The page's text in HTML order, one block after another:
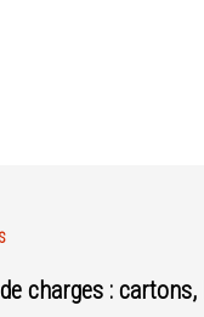
charges : cartons,